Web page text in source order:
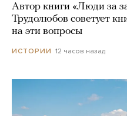
Автор книги «Люди за
Трудолюбов советует
на эти вопросы
ИСТОРИИ 12 часов назад